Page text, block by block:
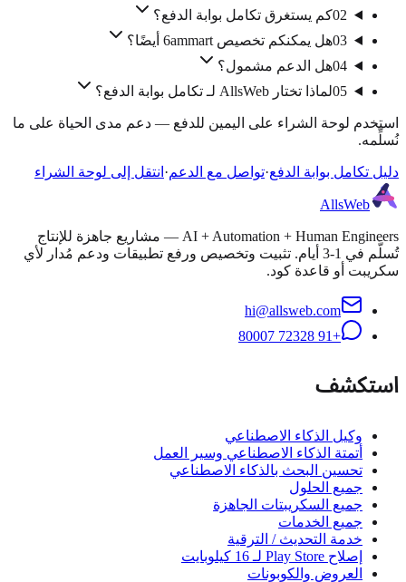
02كم يستغرق تكامل بوابة الدفع؟
03هل يمكنكم تخصيص 6ammart أيضًا؟
04هل الدعم مشمول؟
05لماذا تختار AllsWeb لـ تكامل بوابة الدفع؟
استخدم لوحة الشراء على اليمين للدفع — دعم مدى الحياة على ما
نُسلِّمه.
دليل تكامل بوابة الدفع·تواصل مع الدعم· انتقل إلى لوحة الشراء
AllsWeb
AI + Automation + Human Engineers — مشاريع جاهزة للإنتاج
تُسلَّم في 1-3 أيام. تثبيت وتخصيص ورفع تطبيقات ودعم مُدار لأي
سكريبت أو قاعدة كود.
hi@allsweb.com
+91 72328 80007
استكشف
وكيل الذكاء الاصطناعي
أتمتة الذكاء الاصطناعي وسير العمل
تحسين البحث بالذكاء الاصطناعي
جميع الحلول
جميع السكريبتات الجاهزة
جميع الخدمات
خدمة التحديث / الترقية
إصلاح Play Store لـ 16 كيلوبايت
العروض والكوبونات